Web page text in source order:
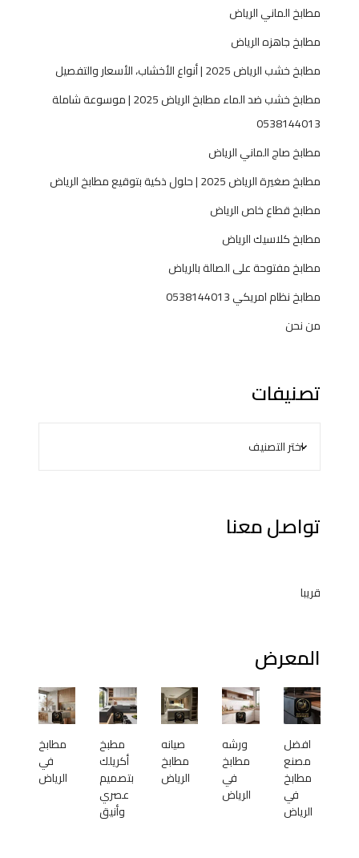
مطابخ الماني الرياض
مطابخ جاهزه الرياض
مطابخ خشب الرياض 2025 | أنواع الأخشاب، الأسعار والتفصيل
مطابخ خشب ضد الماء مطابخ الرياض 2025 | موسوعة شاملة
0538144013
مطابخ صاج الماني الرياض
مطابخ صغيرة الرياض 2025 | حلول ذكية بتوقيع مطابخ الرياض
مطابخ قطاع خاص الرياض
مطابخ كلاسيك الرياض
مطابخ مفتوحة على الصالة بالرياض
مطابخ نظام امريكي 0538144013
من نحن
تصنيفات
تواصل معنا
قريبا
المعرض
افضل
مصنع
مطابخ
في
الرياض
ورشه
مطابخ
في
الرياض
صيانه
مطابخ
الرياض
مطبخ
أكريلك
بتصميم
عصري
وأنيق
مطابخ
في
الرياض